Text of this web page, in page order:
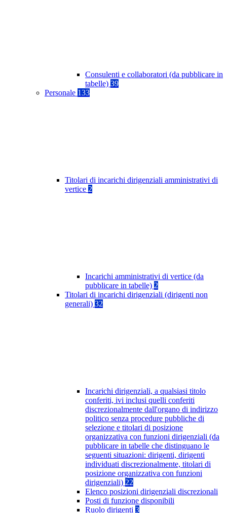
Consulenti e collaboratori (da pubblicare in
tabelle) 39
Personale 133
Titolari di incarichi dirigenziali amministrativi di
vertice 2
Incarichi amministrativi di vertice (da
pubblicare in tabelle) 2
Titolari di incarichi dirigenziali (dirigenti non
generali) 32
Incarichi dirigenziali, a qualsiasi titolo
conferiti, ivi inclusi quelli conferiti
discrezionalmente dall'organo di indirizzo
politico senza procedure pubbliche di
selezione e titolari di posizione
organizzativa con funzioni dirigenziali (da
pubblicare in tabelle che distinguano le
seguenti situazioni: dirigenti, dirigenti
individuati discrezionalmente, titolari di
posizione organizzativa con funzioni
dirigenziali) 22
Elenco posizioni dirigenziali discrezionali
Posti di funzione disponibili
Ruolo dirigenti 3